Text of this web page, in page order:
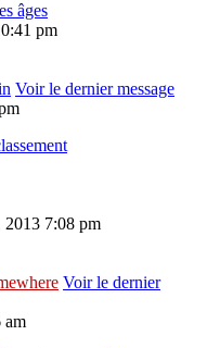
âges
pm
Voir le dernier message
2013 7:08 pm
Voir le dernier
am